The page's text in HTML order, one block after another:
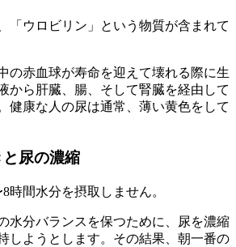
「ウロビリン」という物質が含まれて
の赤血球が寿命を迎えて壊れる際に生
から肝臓、腸、そして腎臓を経由して
健康な人の尿は通常、薄い黄色をして
尿の濃縮
時間水分を摂取しません。
水分バランスを保つために、尿を濃縮
しようとします。その結果、朝一番の